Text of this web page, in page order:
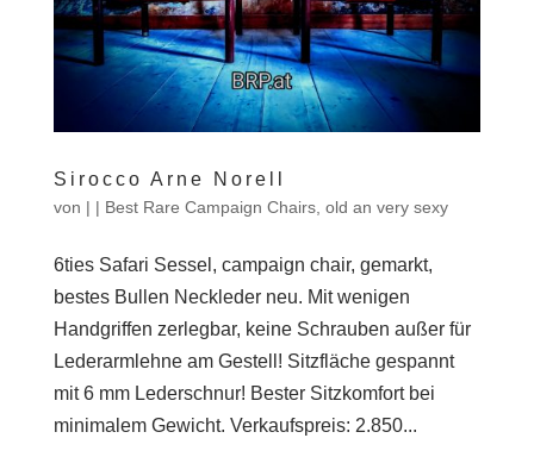
Sirocco Arne Norell
von | | Best Rare Campaign Chairs, old an very sexy
6ties Safari Sessel, campaign chair, gemarkt,
bestes Bullen Neckleder neu. Mit wenigen
Handgriffen zerlegbar, keine Schrauben außer für
Lederarmlehne am Gestell! Sitzfläche gespannt
mit 6 mm Lederschnur! Bester Sitzkomfort bei
minimalem Gewicht. Verkaufspreis: 2.850...